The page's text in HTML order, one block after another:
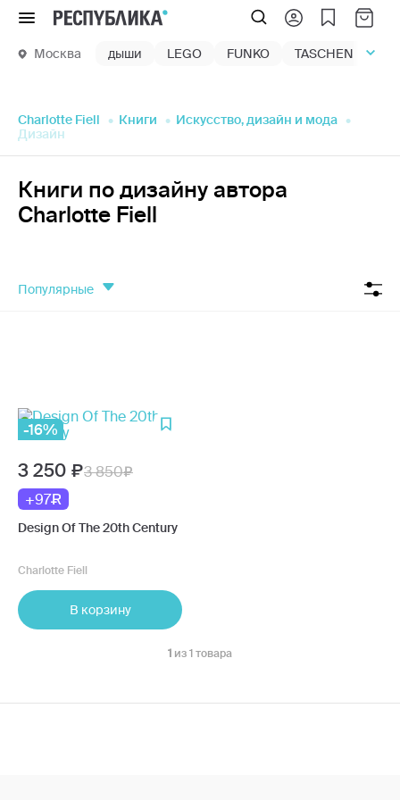
Меню
Москва дыши LEGO FUNKO TASCHEN
Charlotte Fiell Книги
Искусство, дизайн и мода
Дизайн
Книги по дизайну автора
Charlotte Fiell
популярные
-16%
3 250
3 850
+97
Design Of The 20th Century
Charlotte Fiell
В корзину
1 из 1 товара